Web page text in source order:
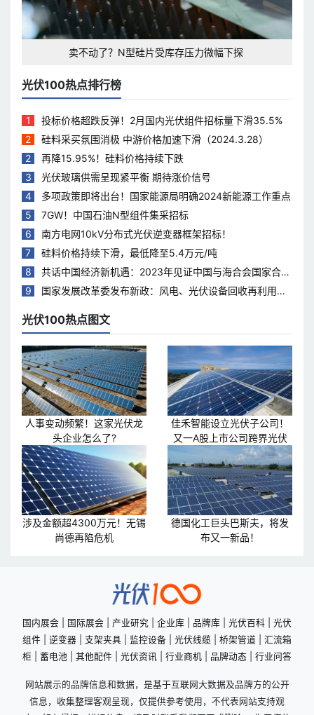
卖不动了？N型硅片受库存压力微幅下探
光伏100热点排行榜
1
投标价格超跌反弹！2月国内光伏组件招标量下滑35.5%
2
硅料采买氛围消极 中游价格加速下滑（2024.3.28）
2
再降15.95%！硅料价格持续下跌
3
光伏玻璃供需呈现紧平衡 期待涨价信号
4
多项政策即将出台！国家能源局明确2024新能源工作重点
5
7GW！中国石油N型组件集采招标
6
南方电网10kV分布式光伏逆变器框架招标！
7
硅料价格持续下滑，最低降至5.4万元/吨
8
共话中国经济新机遇：2023年见证中国与海合会国家合作
热度持续升温
9
国家发展改革委发布新政：风电、光伏设备回收再利用，
光伏100热点图文
人事变动频繁！这家光伏龙
头企业怎么了?
佳禾智能设立光伏子公司！
又一A股上市公司跨界光伏
涉及金额超4300万元！无锡
尚德再陷危机
德国化工巨头巴斯夫，将发
布又一新品！
国内展会 国际展会 产业研究 企业库 品牌库 光伏百科
光伏
组件
逆变器 支架夹具 监控设备 光伏线缆 桥架管道
汇流箱
柜
蓄电池 其他配件 光伏资讯 行业商机 品牌动态 行业问答
网站展示的品牌信息和数据，是基于互联网大数据及品牌方的公开
信息，收集整理客观呈现，仅提供参考使用，不代表网站支持观